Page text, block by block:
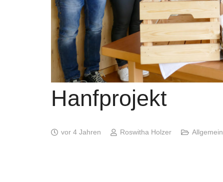
Hanfprojekt
vor 4 Jahren Roswitha Holzer Allgemein